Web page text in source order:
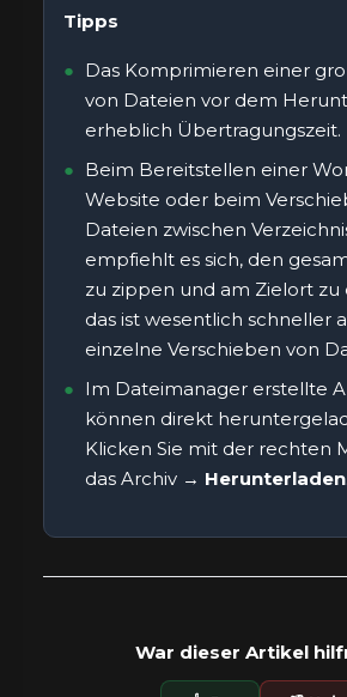
Tipps
Das Komprimieren einer
von Dateien vor dem
erheblich Übertragungszeit.
Beim Bereitstellen einer
Website oder beim
Dateien zwischen
empfiehlt es sich, den
zu zippen und am Zielort
das ist wesentlich schneller
einzelne Verschieben von
Im Dateimanager erstellte
können direkt
Klicken Sie mit der rechten
das Archiv → Herunterladen
War dieser Artikel